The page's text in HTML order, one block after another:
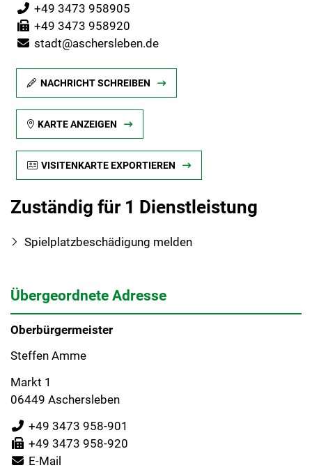
+49 3473 958905
+49 3473 958920
stadt@aschersleben.de
NACHRICHT SCHREIBEN
KARTE ANZEIGEN
VISITENKARTE EXPORTIEREN
Zuständig für 1 Dienstleistung
Spielplatzbeschädigung melden
Übergeordnete Adresse
Oberbürgermeister
Steffen Amme
Markt 1
06449 Aschersleben
+49 3473 958-901
+49 3473 958-920
E-Mail